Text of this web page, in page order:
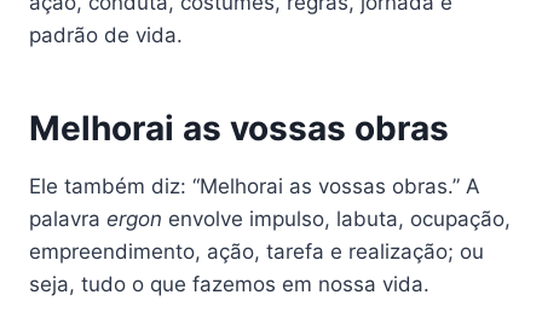
padrão de vida.
Melhorai as vossas obras
Ele também diz: “Melhorai as vossas obras.” A
palavra ergon envolve impulso, labuta, ocupação,
empreendimento, ação, tarefa e realização; ou
seja, tudo o que fazemos em nossa vida.